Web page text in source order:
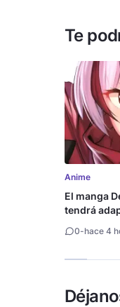
Te
Anime
El manga
tendrá
0-hace 4